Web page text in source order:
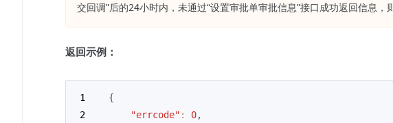
交回调”后的24小时内，未通过“设置审批单审批信息”接口成功返回信息
返回示例：
{
"errcode" : 0,